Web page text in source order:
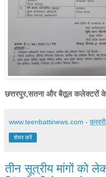
छत्तरपुर,सतना और बैतूल कलेक्टरों
www.teenbattinews.com -
शेयर करें
तीन सूत्रीय मांगों को